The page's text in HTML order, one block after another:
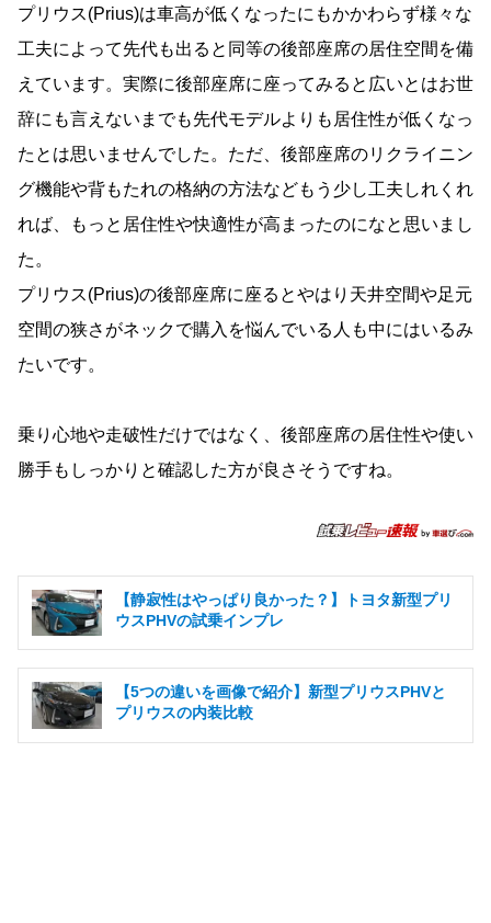
プリウス(Prius)は車高が低くなったにもかかわらず様々な
工夫によって先代も出ると同等の後部座席の居住空間を備
えています。実際に後部座席に座ってみると広いとはお世
辞にも言えないまでも先代モデルよりも居住性が低くなっ
たとは思いませんでした。ただ、後部座席のリクライニン
グ機能や背もたれの格納の方法などもう少し工夫しれくれ
れば、もっと居住性や快適性が高まったのになと思いまし
た。
プリウス(Prius)の後部座席に座るとやはり天井空間や足元
空間の狭さがネックで購入を悩んでいる人も中にはいるみ
たいです。
乗り心地や走破性だけではなく、後部座席の居住性や使い
勝手もしっかりと確認した方が良さそうですね。
【静寂性はやっぱり良かった？】トヨタ新型プリ
ウスPHVの試乗インプレ
【5つの違いを画像で紹介】新型プリウスPHVと
プリウスの内装比較